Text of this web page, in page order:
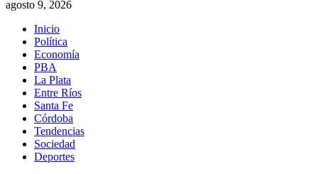
agosto 9, 2026
Inicio
Política
Economía
PBA
La Plata
Entre Ríos
Santa Fe
Córdoba
Tendencias
Sociedad
Deportes